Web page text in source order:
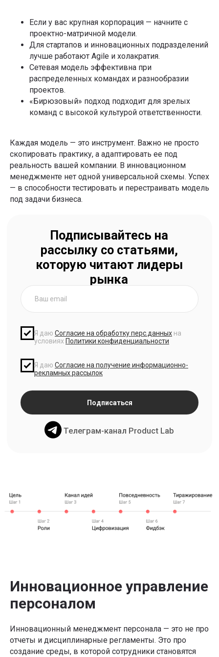
Если у вас крупная корпорация — начните с
проектно-матричной модели.
Для стартапов и инновационных подразделений
лучше работают Agile и холакратия.
Сетевая модель эффективна при
распределенных командах и разнообразии
проектов.
«Бирюзовый» подход подходит для зрелых
команд с высокой культурой ответственности.
Каждая модель — это инструмент. Важно не просто
скопировать практику, а адаптировать ее под
реальность вашей компании. В инновационном
менеджменте нет одной универсальной схемы. Успех
— в способности тестировать и перестраивать модель
под задачи бизнеса.
Инновационное управление
персоналом
Инновационный менеджмент персонала — это не про
отчеты и дисциплинарные регламенты. Это про
создание среды, в которой сотрудники становятся